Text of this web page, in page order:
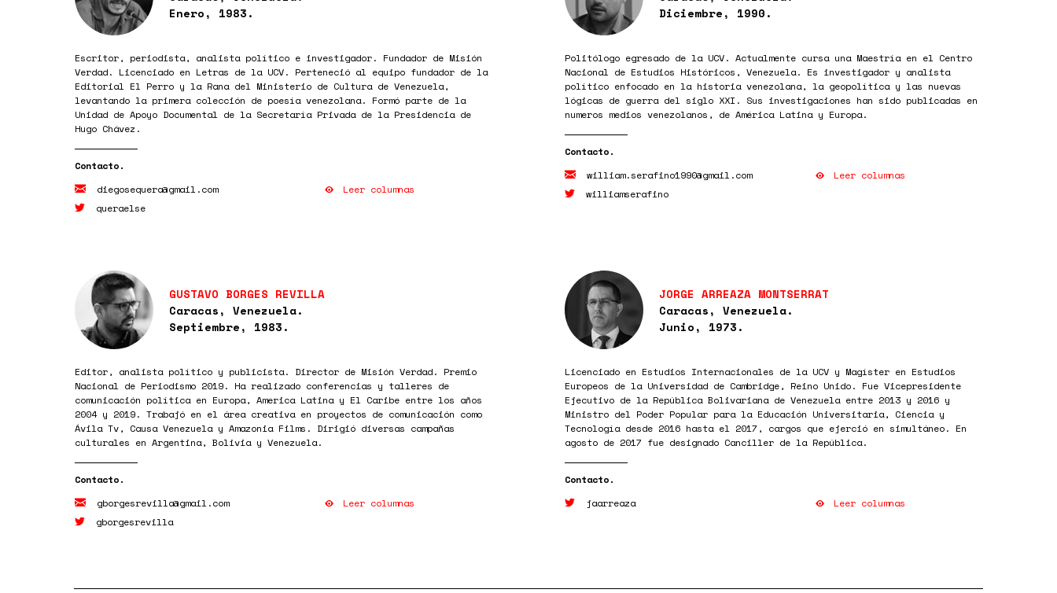
Enero, 1983.
Escritor, periodista, analista político e investigador. Fundador de Misión
Verdad. Licenciado en Letras de la UCV. Perteneció al equipo fundador de la
Editorial El Perro y la Rana del Ministerio de Cultura de Venezuela,
levantando la primera colección de poesía venezolana. Formó parte de la
Unidad de Apoyo Documental de la Secretaría Privada de la Presidencia de
Hugo Chávez.
diegosequera@gmail.com
queraelse
Leer columnas
Diciembre, 1990.
Politólogo egresado de la UCV. Actualmente cursa una Maestría en el Centro
Nacional de Estudios Históricos, Venezuela. Es investigador y analista
político enfocado en la historia venezolana, la geopolítica y las nuevas
lógicas de guerra del siglo XXI. Sus investigaciones han sido publicadas en
numeros medios venezolanos, de América Latina y Europa.
william.serafino1990@gmail.com
williamserafino
Leer columnas
GUSTAVO BORGES REVILLA
Caracas, Venezuela.
Septiembre, 1983.
Editor, analista político y publicista. Director de Misión Verdad. Premio
Nacional de Periodismo 2019. Ha realizado conferencias y talleres de
comunicación política en Europa, America Latina y El Caribe entre los años
2004 y 2019. Trabajó en el área creativa en proyectos de comunicación como
Ávila Tv, Causa Venezuela y Amazonia Films. Dirigió diversas campañas
culturales en Argentina, Bolivia y Venezuela.
gborgesrevilla@gmail.com
gborgesrevilla
Leer columnas
JORGE ARREAZA MONTSERRAT
Caracas, Venezuela.
Junio, 1973.
Licenciado en Estudios Internacionales de la UCV y Magíster en Estudios
Europeos de la Universidad de Cambridge, Reino Unido. Fue Vicepresidente
Ejecutivo de la República Bolivariana de Venezuela entre 2013 y 2016 y
Ministro del Poder Popular para la Educación Universitaria, Ciencia y
Tecnología desde 2016 hasta el 2017, cargos que ejerció en simultáneo. En
agosto de 2017 fue designado Canciller de la República.
jaarreaza Leer columnas